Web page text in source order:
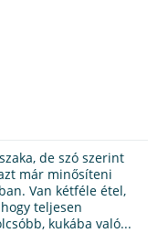
de szó szerint
már minősíteni
Van kétféle étel,
teljesen
kukába való...